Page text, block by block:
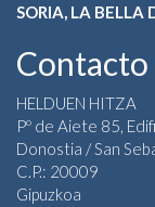
SORIA, LA BELLA
Contacto
HELDUEN HITZA
Pº de Aiete 85,
Donostia / San
C.P.: 20009
Gipuzkoa